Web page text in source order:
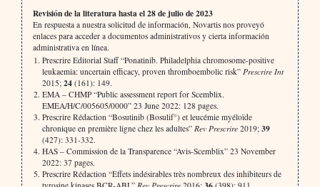
Revisión de la literatura hasta el 28 de julio de 2023
En respuesta a nuestra solicitud de información, Novartis nos proveyó
enlaces para acceder a documentos administrativos y cierta información
administrativa en línea.
Prescrire Editorial Staff “Ponatinib. Philadelphia chromosome-positive
leukaemia: uncertain efficacy, proven thromboembolic risk” Prescrire Int
2015; 24 (161): 149.
EMA – CHMP “Public assessment report for Scemblix.
EMEA/H/C/005605/0000” 23 June 2022: 128 pages.
Prescrire Rédaction “Bosutinib (Bosulif°) et leucémie myéloïde
chronique en première ligne chez les adultes” Rev Prescrire 2019; 39
(427): 331-332.
HAS – Commission de la Transparence “Avis-Scemblix” 23 November
2022: 37 pages.
Prescrire Rédaction “Effets indésirables très nombreux des inhibiteurs de